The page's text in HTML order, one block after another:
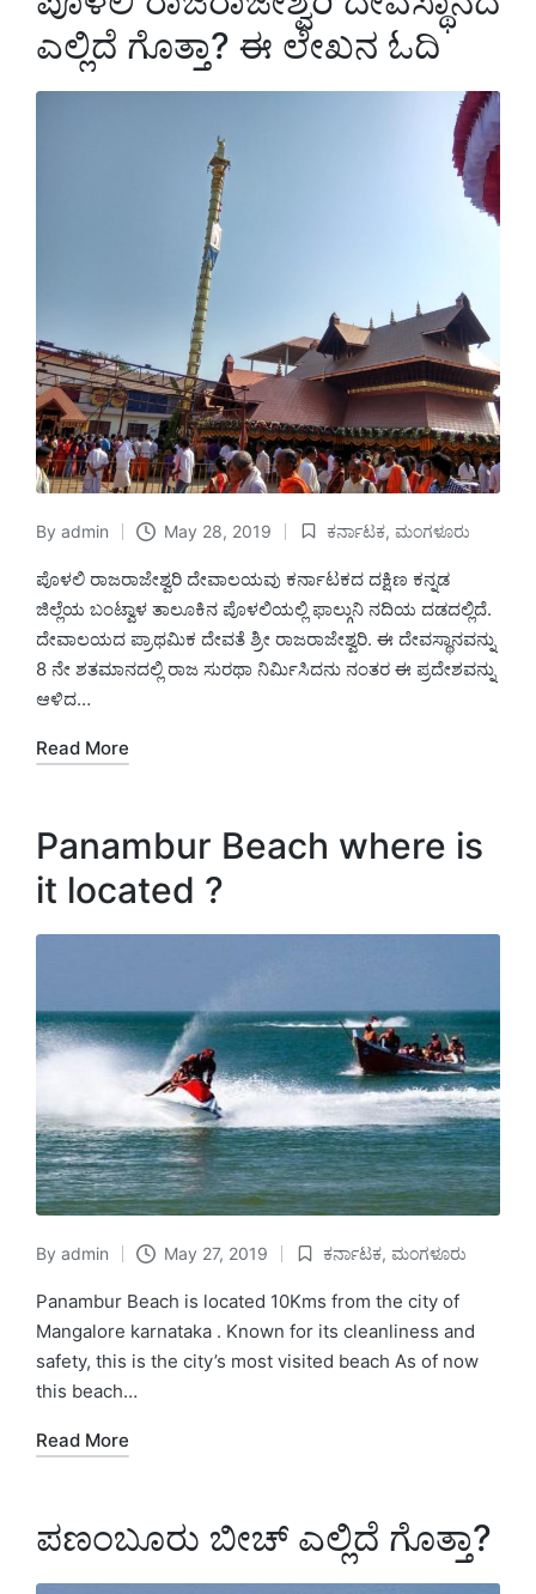
ಎಲ್ಲಿದೆ ಗೊತ್ತಾ? ಈ ಲೇಖನ ಓದಿ
Posted
by
By admin May 28, 2019
Posted
in
ಕರ್ನಾಟಕ, ಮಂಗಳೂರು
ಪೊಳಲಿ ರಾಜರಾಜೇಶ್ವರಿ ದೇವಾಲಯವು ಕರ್ನಾಟಕದ ದಕ್ಷಿಣ ಕನ್ನಡ
ಜಿಲ್ಲೆಯ ಬಂಟ್ವಾಳ ತಾಲೂಕಿನ ಪೊಳಲಿಯಲ್ಲಿ ಫಾಲ್ಗುನಿ ನದಿಯ ದಡದಲ್ಲಿದೆ.
ದೇವಾಲಯದ ಪ್ರಾಥಮಿಕ ದೇವತೆ ಶ್ರೀ ರಾಜರಾಜೇಶ್ವರಿ. ಈ ದೇವಸ್ಥಾನವನ್ನು
8 ನೇ ಶತಮಾನದಲ್ಲಿ ರಾಜ ಸುರಥಾ ನಿರ್ಮಿಸಿದನು ನಂತರ ಈ ಪ್ರದೇಶವನ್ನು
ಆಳಿದ…
Read More
Panambur Beach where is
it located ?
Posted
by
By admin May 27, 2019
Posted
in
ಕರ್ನಾಟಕ, ಮಂಗಳೂರು
Panambur Beach is located 10Kms from the city of
Mangalore karnataka . Known for its cleanliness and
safety, this is the city’s most visited beach As of now
this beach…
Read More
ಪಣಂಬೂರು ಬೀಚ್ ಎಲ್ಲಿದೆ ಗೊತ್ತಾ?